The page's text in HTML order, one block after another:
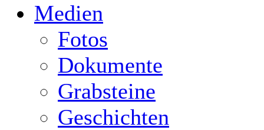
Medien
Fotos
Dokumente
Grabsteine
Geschichten